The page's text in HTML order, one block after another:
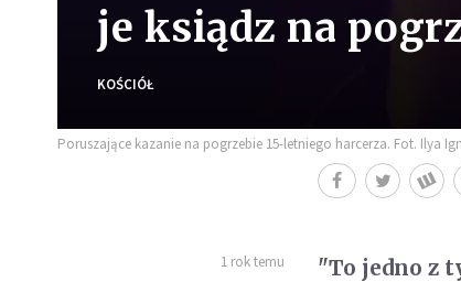
je ksiądz na
KOŚCIÓŁ
Poruszające kazanie na pogrzebie 15-letniego harcerza. Fot. Ilya
1 rok temu
"To jedno z